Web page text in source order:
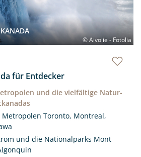
© Aivolie - Fotolia
für Entdecker
und die vielfältige Natur-
Metropolen Toronto, Montreal,
und die Nationalparks Mont